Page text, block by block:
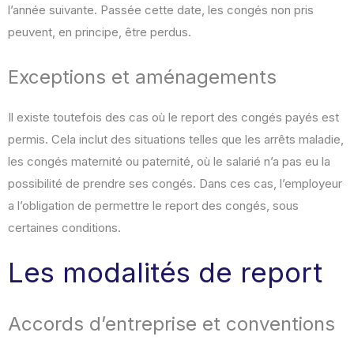
l’année suivante. Passée cette date, les congés non pris
peuvent, en principe, être perdus.
Exceptions et aménagements
Il existe toutefois des cas où le report des congés payés est
permis. Cela inclut des situations telles que les arrêts maladie,
les congés maternité ou paternité, où le salarié n’a pas eu la
possibilité de prendre ses congés. Dans ces cas, l’employeur
a l’obligation de permettre le report des congés, sous
certaines conditions.
Les modalités de report
Accords d’entreprise et conventions